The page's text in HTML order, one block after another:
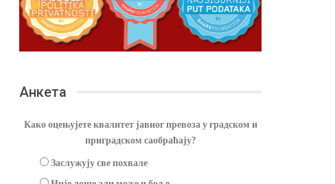
Анкета
Како оцењујете квалитет јавног превоза у градском и
приградском саобраћају?
Заслужују све похвале